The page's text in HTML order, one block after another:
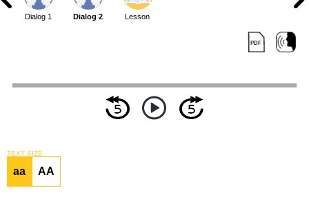
Dialog 1 Dialog 2 Lesson
TEXT SIZE
aa AA